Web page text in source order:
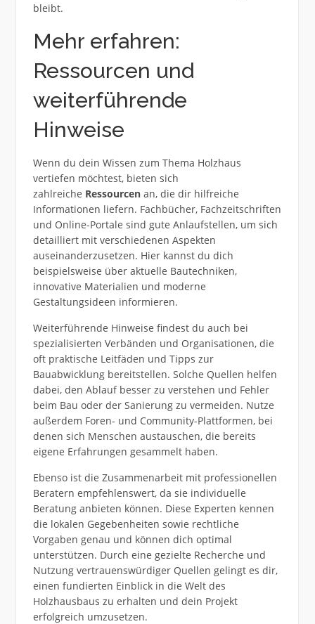
bleibt.
Mehr erfahren:
Ressourcen und
weiterführende
Hinweise
Wenn du dein Wissen zum Thema Holzhaus
vertiefen möchtest, bieten sich
zahlreiche Ressourcenan, die dir hilfreiche
Informationen liefern. Fachbücher, Fachzeitschriften
und Online-Portale sind gute Anlaufstellen, um sich
detailliert mit verschiedenen Aspekten
auseinanderzusetzen. Hier kannst du dich
beispielsweise über aktuelle Bautechniken,
innovative Materialien und moderne
Gestaltungsideen informieren.
Weiterführende Hinweise findest du auch bei
spezialisierten Verbänden und Organisationen, die
oft praktische Leitfäden und Tipps zur
Bauabwicklung bereitstellen. Solche Quellen helfen
dabei, den Ablauf besser zu verstehen und Fehler
beim Bau oder der Sanierung zu vermeiden. Nutze
außerdem Foren- und Community-Plattformen, bei
denen sich Menschen austauschen, die bereits
eigene Erfahrungen gesammelt haben.
Ebenso ist die Zusammenarbeit mit professionellen
Beratern empfehlenswert, da sie individuelle
Beratung anbieten können. Diese Experten kennen
die lokalen Gegebenheiten sowie rechtliche
Vorgaben genau und können dich optimal
unterstützen. Durch eine gezielte Recherche und
Nutzung vertrauenswürdiger Quellen gelingt es dir,
einen fundierten Einblick in die Welt des
Holzhausbaus zu erhalten und dein Projekt
erfolgreich umzusetzen.